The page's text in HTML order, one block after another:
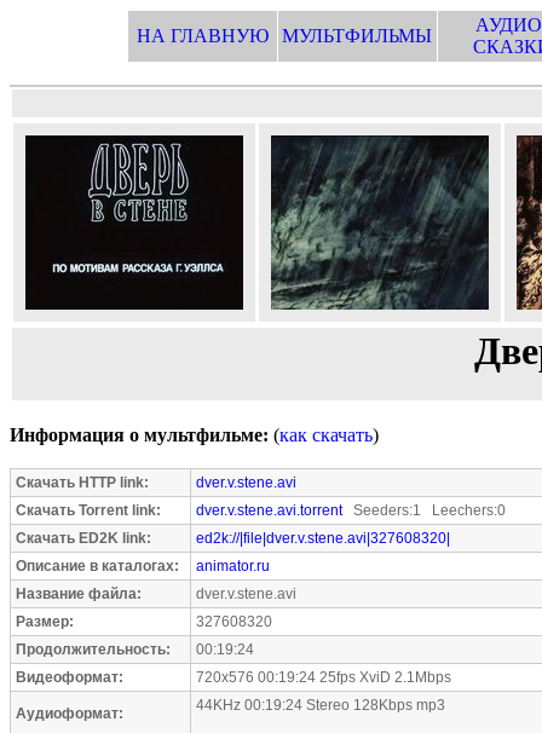
НА ГЛАВНУЮ МУЛЬТФИЛЬМЫ
Информация о мультфильме: (как скачать)
Скачать HTTP link:
dver.v.stene.avi
Скачать Torrent link:
dver.v.stene.avi.torrentSeeders:1 Leechers:0
Скачать ED2K link:
ed2k://|file|dver.v.stene.avi|327608320|
Описание в каталогах:
animator.ru
Название файла:
dver.v.stene.avi
Размер:
327608320
Продолжительность:
00:19:24
Видеоформат:
720x576 00:19:24 25fps XviD 2.1Mbps
Аудиоформат: 44KHz 00:19:24 Stereo 128Kbps mp3